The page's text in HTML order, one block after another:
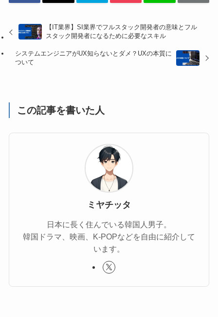
【IT業界】SI業界でフルスタック開発者の意味とフル
スタック開発者になるために必要なスキル
システムエンジニアがUX知らないとダメ？UXの本質に
ついて
この記事を書いた人
ミヤチッタ
日本に長く住んでいる韓国人男子。
韓国ドラマ、映画、K-POPなどを自由に紹介して
います。